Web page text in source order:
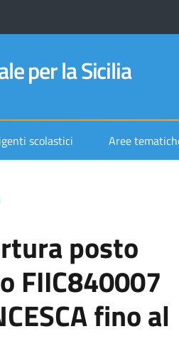
per la Sicilia
scolastici Aree
posto
FIIC840007
fino al